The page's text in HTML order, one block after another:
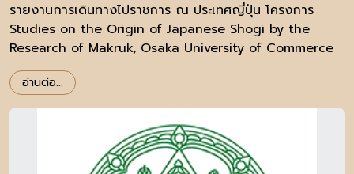
รายงานการเดินทางไปราชการ ณ ประเทศญี่ปุ่น โครงการ
Studies on the Origin of Japanese Shogi by the
Research of Makruk, Osaka University of Commerce
๑๑-๑๗ กุมภาพันธ์ ๒๕๕๘
อ่านต่อ...